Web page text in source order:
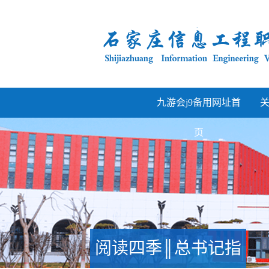
九游会j9备用网址首
页
阅读四季║总书记指